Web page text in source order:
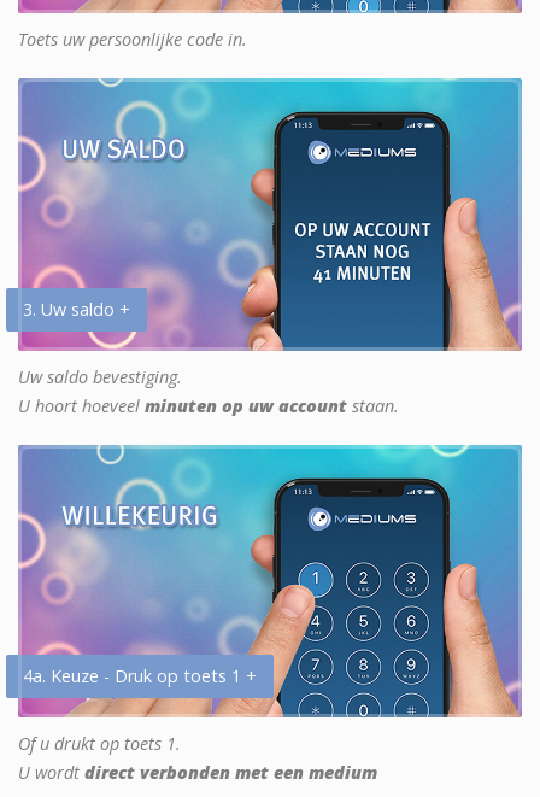
Toets uw persoonlijke code in.
3. Uw saldo +
Uw saldo bevestiging.
U hoort hoeveel minuten op uw account staan.
4a. Keuze - Druk op toets 1 +
Of u drukt op toets 1.
U wordt direct verbonden met een medium